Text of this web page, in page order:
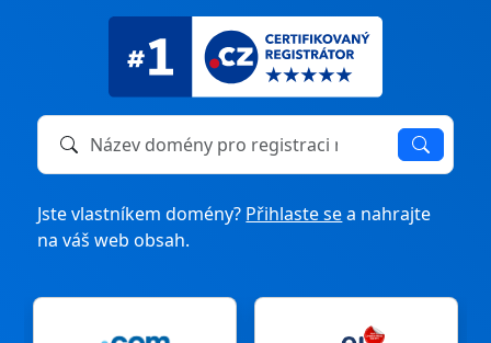
Název domény k registraci nebo převodu
Jste vlastníkem domény? Přihlaste sea nahrajte
na váš web obsah.